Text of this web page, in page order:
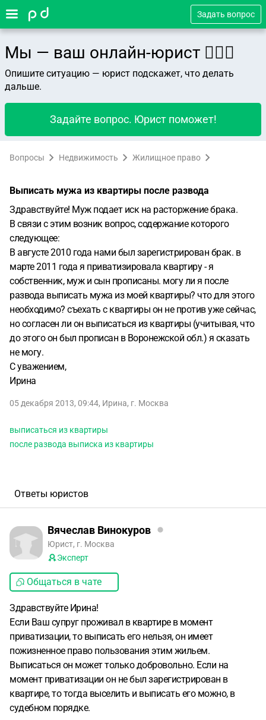
Задать вопрос
Мы — ваш онлайн-юрист 👨🏻‍⚖️
Опишите ситуацию — юрист подскажет, что делать
дальше.
Задайте вопрос. Юрист поможет!
Вопросы Недвижимость Жилищное право
Выписать мужа из квартиры после развода
Здравствуйте! Муж подает иск на расторжение брака.
В связи с этим возник вопрос, содержание которого
следующее:
В августе 2010 года нами был зарегистрирован брак. в
марте 2011 года я приватизировала квартиру - я
собственник, муж и сын прописаны. могу ли я после
развода выписать мужа из моей квартиры? что для этого
необходимо? съехать с квартиры он не против уже сейчас,
но согласен ли он выписаться из квартиры (учитывая, что
до этого он был прописан в Воронежской обл.) я сказать
не могу.
С уважением,
Ирина
05 декабря 2013, 09:44, Ирина, г. Москва
выписаться из квартиры
после развода выписка из квартиры
Ответы юристов
Вячеслав Винокуров
Юрист, г. Москва
Эксперт
Общаться в чате
Здравствуйте Ирина!
Если Ваш супруг проживал в квартире в момент
приватизации, то выписать его нельзя, он имеет
пожизненное право пользования этим жильем.
Выписаться он может только добровольно. Если на
момент приватизации он не был зарегистрирован в
квартире, то тогда выселить и выписать его можно, в
судебном порядке.